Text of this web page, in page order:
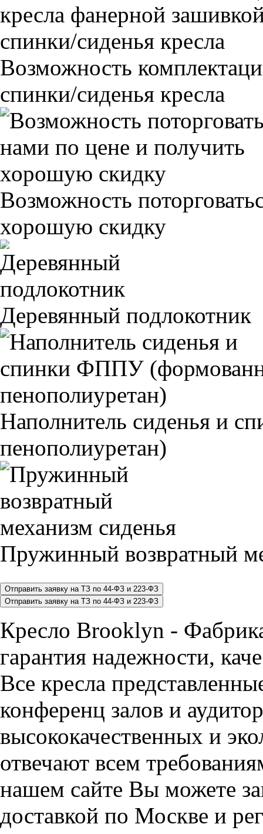
Возможность
спинки/сиденья кресла
Возможность
хорошую скидку
Деревянный подлокотник
Наполнитель сиденья и
пенополиуретан)
Пружинный возвратный
Кресло Brooklyn -
гарантия надежности,
Все кресла
конференц залов и
высококачественных и
отвечают всем
нашем сайте Вы можете
доставкой по Москве и